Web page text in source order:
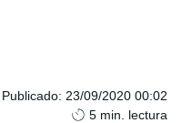
Publicado: 23/09/2020 00:02
5 min. lectura